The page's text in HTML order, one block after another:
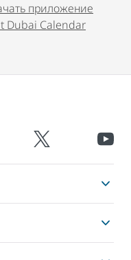
приложение
Dubai Calendar